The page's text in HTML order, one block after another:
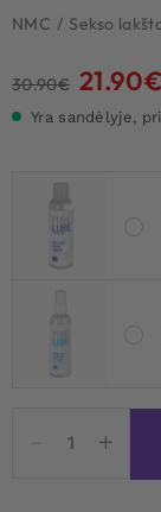
NMC / Sekso
30.90€ Original
was:
21.90€
Yra sandėlyje,
kiekis: